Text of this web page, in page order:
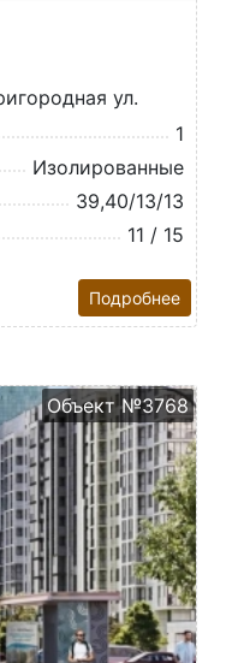
ул.
1
Изолированные
39,40/13/13
11 / 15
Подробнее
Объект №3768